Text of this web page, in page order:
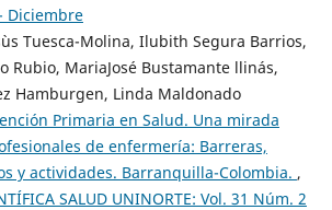
Diciembre
Tuesca-Molina, Ilubith Segura Barrios,
Rubio, MariaJosé Bustamante llinás,
Hamburgen, Linda Maldonado
Primaria en Salud. Una mirada
de enfermería: Barreras,
y actividades. Barranquilla-Colombia. ,
SALUD UNINORTE: Vol. 31 Núm. 2